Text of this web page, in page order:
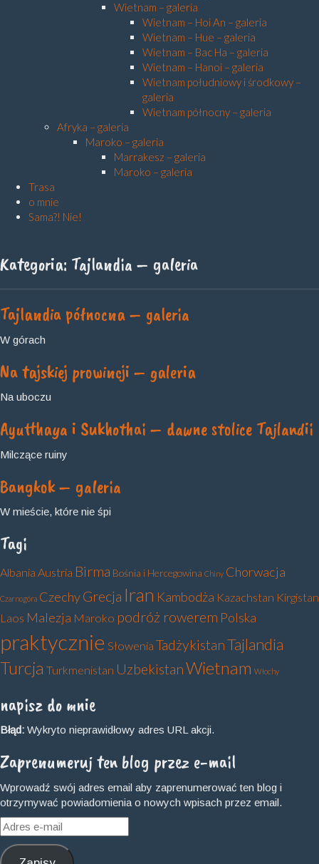
Wietnam – galeria
Wietnam – Hoi An – galeria
Wietnam – Hue – galeria
Wietnam – Bac Ha – galeria
Wietnam – Hanoi – galeria
Wietnam południowy i środkowy –
galeria
Wietnam północny – galeria
Afryka – galeria
Maroko – galeria
Marrakesz – galeria
Maroko – galeria
Trasa
o mnie
Sama?! Nie!
Kategoria: Tajlandia – galeria
Tajlandia północna – galeria
W górach
Na tajskiej prowincji – galeria
Na uboczu
Ayutthaya i Sukhothai – dawne stolice Tajlandii
Milczące ruiny
Bangkok – galeria
W mieście, które nie śpi
Tagi
Albania Austria Birma Bośnia i Hercegowina Chiny Chorwacja
Czarnogóra CzechyGrecja Iran Kambodża Kazachstan Kirgistan
Laos Malezja Maroko podróż rowerem Polska
praktycznie Słowenia TadżykistanTajlandia
Turcja Turkmenistan UzbekistanWietnam Włochy
napisz do mnie
Błąd: Wykryto nieprawidłowy adres URL akcji.
Zaprenumeruj ten blog przez e-mail
Wprowadź swój adres email aby zaprenumerować ten blog i
otrzymywać powiadomienia o nowych wpisach przez email.
Adres
e-
mail